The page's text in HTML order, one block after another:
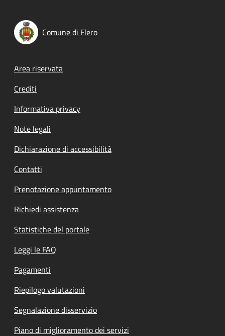
Comune di Flero
Footer menu
Area riservata
Crediti
Informativa privacy
Note legali
Dichiarazione di accessibilità
Contatti
Prenotazione appuntamento
Richiedi assistenza
Statistiche del portale
Leggi le FAQ
Pagamenti
Riepilogo valutazioni
Segnalazione disservizio
Piano di miglioramento dei servizi